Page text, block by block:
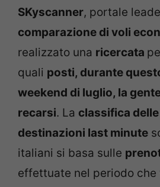
SKyscanner, portale
comparazione di voli
realizzato una ricercata
quali posti, durante
weekend di luglio, la
recarsi. La classifica
destinazioni last minute
italiani si basa sulle
effettuate nel periodo che